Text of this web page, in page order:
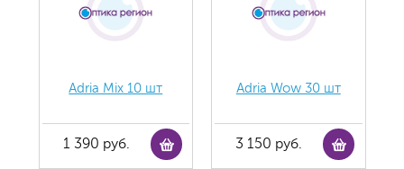
Adria Mix 10 шт
1 390 руб.
Adria Wow 30 шт
3 150 руб.